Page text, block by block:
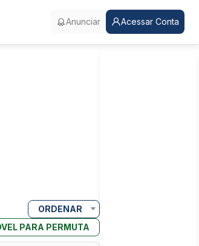
Anunciar Acessar Conta
ORDENAR
PARA PERMUTA